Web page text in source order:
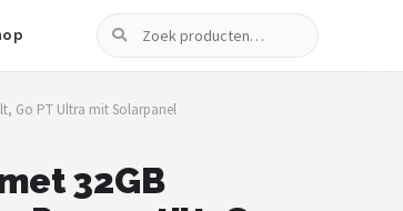
Zoeken
Go PT Ultra mit Solarpanel
32GB